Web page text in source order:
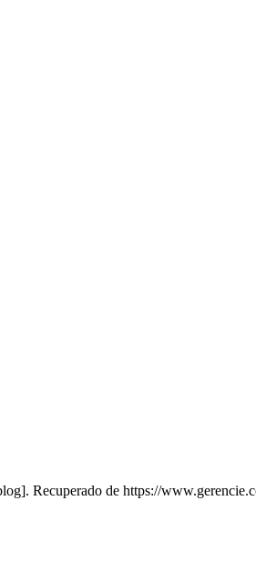
Recuperado de https://